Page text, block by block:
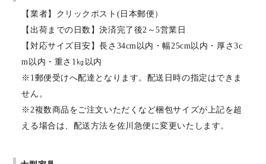
【業者】クリックポスト(日本郵便）
【出荷までの日数】決済完了後2～5営業日
【対応サイズ目安】長さ34cm以内・幅25cm以内・厚さ3c
m以内・重さ1㎏以内
※1郵便受けへ配達となります。配送日時の指定はできま
せん。
※2複数商品をご注文いただくなど梱包サイズが上記を超
える場合は、配送方法を佐川急便に変更いたします。